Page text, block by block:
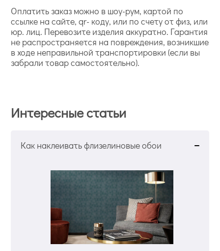
Оплатить заказ можно в шоу-рум, картой по
ссылке на сайте, qr- коду, или по счету от физ, или
юр. лиц. Перевозите изделия аккуратно. Гарантия
не распространяется на повреждения, возникшие
в ходе неправильной транспортировки (если вы
забрали товар самостоятельно).
Интересные статьи
Как наклеивать флизелиновые обои